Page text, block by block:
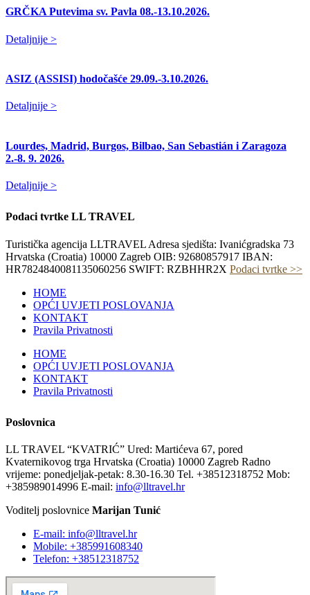
GRČKA Putevima sv. Pavla 08.-13.10.2026.
Detaljnije >
ASIZ (ASSISI) hodočašće 29.09.-3.10.2026.
Detaljnije >
Lourdes, Madrid, Burgos, Bilbao, San Sebastián i Zaragoza
2.-8. 9. 2026.
Detaljnije >
Podaci tvrtke LL TRAVEL
Turistička agencija LLTRAVEL Adresa sjedišta: Ivanićgradska 73
Hrvatska (Croatia) 10000 Zagreb OIB: 92680857917 IBAN:
HR7824840081135060256 SWIFT: RZBHHR2X Podaci tvrtke >>
HOME
OPĆI UVJETI POSLOVANJA
KONTAKT
Pravila Privatnosti
HOME
OPĆI UVJETI POSLOVANJA
KONTAKT
Pravila Privatnosti
Poslovnica
LL TRAVEL “KVATRIĆ” Ured: Martićeva 67, pored
Kvaternikovog trga Hrvatska (Croatia) 10000 Zagreb Radno
vrijeme: ponedjeljak-petak: 8.30-16.30 Tel. +38512318752 Mob:
+385989014996 E-mail: info@lltravel.hr
Voditelj poslovnice Marijan Tunić
E-mail: info@lltravel.hr
Mobile: +385991608340
Telefon: +38512318752